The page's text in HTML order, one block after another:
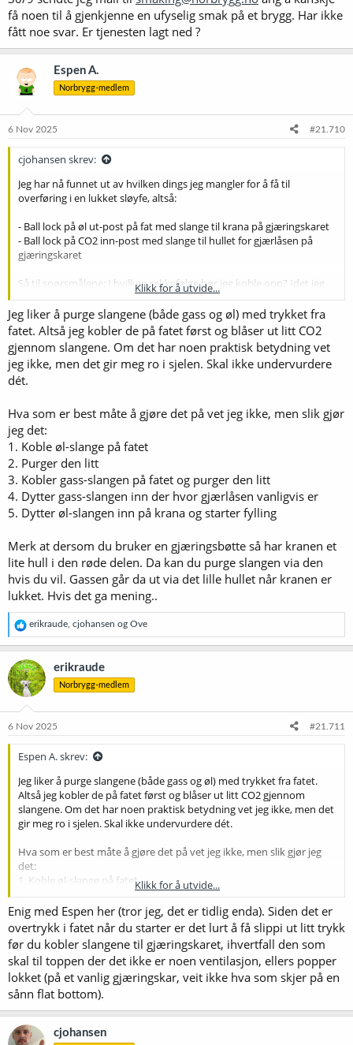
få noen til å gjenkjenne en ufyselig smak på et brygg. Har ikke
fått noe svar. Er tjenesten lagt ned ?
Espen A.
Norbrygg-medlem
6 Nov 2025 #21.710
cjohansen skrev:
Jeg har nå funnet ut av hvilken dings jeg mangler for å få til
overføring i en lukket sløyfe, altså:
- Ball lock på øl ut-post på fat med slange til krana på gjæringskaret
- Ball lock på CO2 inn-post med slange til hullet for gjærlåsen på
gjæringskaret
Så til spørsmålene: I hvilken rekkefølge bør jeg koble opp? Idet jeg
klikker på CO2-posten så begynner fatet å lekke CO2. Så jeg innbiller
meg at det bør foregå sånn:
1. Koble slange på gjæringskar
2. Dytt på ball lock til slangen er fylt med øl
3. Klikk ball lock på øl ut
4. Sett slange i gjærlås-hull
Nå skal i teorien "ølet flyte", men om ikke kan jeg hjelpe det igang
ved å dra litt i trykkventilen på fatet. Høres dette greit ut?
Så til neste spørsmål: Purger dere slangene før dere setter igang? Vil
det være til hjelp med en stengeventil
https://www.olbrygging.no/kegland/101418/stengeventil-8mm-5-
16-duotight-hurtigkobling) på CO2-linja, sånn at jeg kan koble opp
alt og bare skru på denne når jeg er klar? Virker egentlig overflødig?
Klikk for å utvide...
Jeg liker å purge slangene (både gass og øl) med trykket fra
fatet. Altså jeg kobler de på fatet først og blåser ut litt CO2
gjennom slangene. Om det har noen praktisk betydning vet
jeg ikke, men det gir meg ro i sjelen. Skal ikke undervurdere
dét.
Hva som er best måte å gjøre det på vet jeg ikke, men slik gjør
jeg det:
1. Koble øl-slange på fatet
2. Purger den litt
3. Kobler gass-slangen på fatet og purger den litt
4. Dytter gass-slangen inn der hvor gjærlåsen vanligvis er
5. Dytter øl-slangen inn på krana og starter fylling
Merk at dersom du bruker en gjæringsbøtte så har kranen et
lite hull i den røde delen. Da kan du purge slangen via den
hvis du vil. Gassen går da ut via det lille hullet når kranen er
lukket. Hvis det ga mening..
R
e
a
k
s
j
o
e
erikraude cjohansen og Ove
erikraude
Norbrygg-medlem
6 Nov 2025 #21.711
Espen A. skrev:
Jeg liker å purge slangene (både gass og øl) med trykket fra fatet.
Altså jeg kobler de på fatet først og blåser ut litt CO2 gjennom
slangene. Om det har noen praktisk betydning vet jeg ikke, men det
gir meg ro i sjelen. Skal ikke undervurdere dét.
Hva som er best måte å gjøre det på vet jeg ikke, men slik gjør jeg
det:
1. Koble øl-slange på fatet
3. Kobler gass-slangen på fatet og purger den litt
4. Dytter gass-slangen inn der hvor gjærlåsen vanligvis er
5. Dytter øl-slangen inn på krana og starter fylling
Merk at dersom du bruker en gjæringsbøtte så har kranen et lite
hull i den røde delen. Da kan du purge slangen via den hvis du vil.
Gassen går da ut via det lille hullet når kranen er lukket. Hvis det ga
mening..
Klikk for å utvide...
Enig med Espen her (tror jeg, det er tidlig enda). Siden det er
overtrykk i fatet når du starter er det lurt å få slippi ut litt trykk
før du kobler slangene til gjæringskaret, ihvertfall den som
skal til toppen der det ikke er noen ventilasjon, ellers popper
lokket (på et vanlig gjæringskar, veit ikke hva som skjer på en
sånn flat bottom).
cjohansen